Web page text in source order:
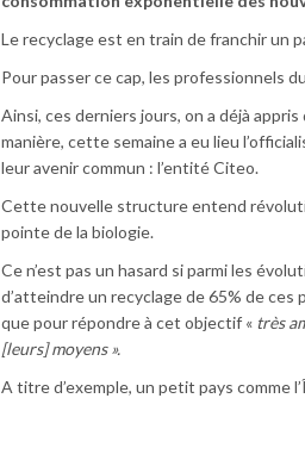
Le recyclage est en train de franchir un
Pour passer ce cap, les professionnels
Ainsi, ces derniers jours, on a déjà
manière, cette semaine a eu lieu
leur avenir commun : l’entité Citeo.
Cette nouvelle structure entend
pointe de la biologie.
Ce n’est pas un hasard si parmi les
d’atteindre un recyclage de 65% de
que pour répondre à cet objectif « très
[leurs] moyens ».
A titre d’exemple, un petit pays comme